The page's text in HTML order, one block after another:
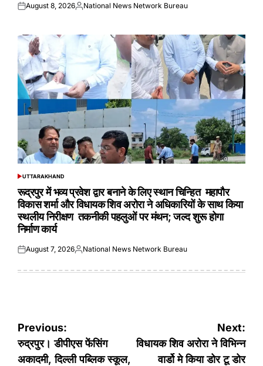
Posted
August 8, 2026Posted
National News Network Bureau
POSTED
UTTARAKHAND
रूद्रपुर में भव्य प्रवेश द्वार बनाने के लिए स्थान चिन्हित महापौर
विकास शर्मा और विधायक शिव अरोरा ने अधिकारियों के साथ किया
स्थलीय निरीक्षण तकनीकी पहलुओं पर मंथन; जल्द शुरू होगा
निर्माण कार्य
Posted
August 7, 2026Posted
National News Network Bureau
Post
navigation
Previous:
रुद्रपुर। डीपीएस फेंसिंग
अकादमी, दिल्ली पब्लिक स्कूल,
Next:
विधायक शिव अरोरा ने विभिन्न
वार्डो मे किया डोर टू डोर